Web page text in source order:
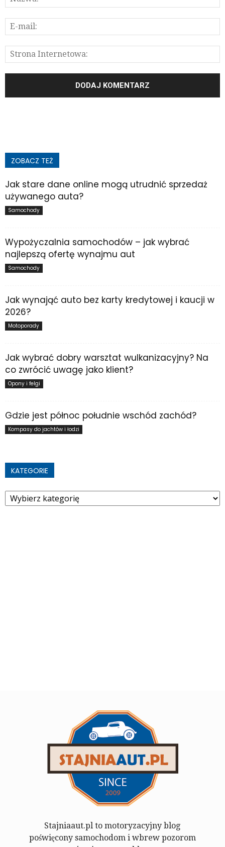
ZOBACZ TEŻ
Jak stare dane online mogą utrudnić sprzedaż
używanego auta?
Samochody
Wypożyczalnia samochodów – jak wybrać
najlepszą ofertę wynajmu aut
Samochody
Jak wynająć auto bez karty kredytowej i kaucji w
2026?
Motoporady
Jak wybrać dobry warsztat wulkanizacyjny? Na
co zwrócić uwagę jako klient?
Opony i felgi
Gdzie jest północ południe wschód zachód?
Kompasy do jachtów i łodzi
KATEGORIE
Kategorie
Stajniaaut.pl to motoryzacyjny blog
poświęcony samochodom i wbrew pozorom